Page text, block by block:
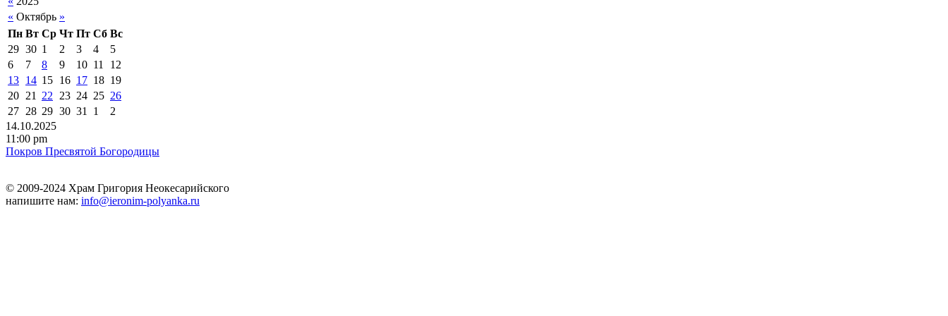
« Октябрь »
Пн Вт Ср Чт Пт Сб Вс
29 30 1 2 3 4
5
6
7 8 9 10 11
12
13 14 15 16 17 18 19
20 21 22 23 24 25 26
27 28 29 30 31 1
2
14.10.2025
11:00 pm
Пoкрoв Пpecвятoй Бoгoрoдицы
© 2009-2024 Храм Григория Неокесарийского
напишите нам: info@ieronim-polyanka.ru